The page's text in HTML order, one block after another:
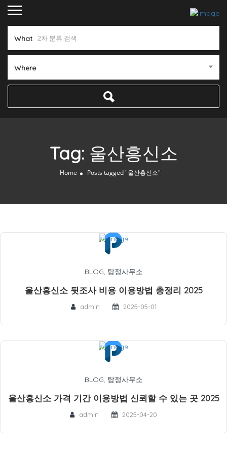
What
Where
Tag: 울산흥신소
Home Posts tagged "울산흥신소"
BLOG, 탐정사무소
울산흥신소 뒷조사 비용 이용방법 총정리 2025
admin 2025-05-01
BLOG, 탐정사무소
울산흥신소 가격 기간 이용방법 신뢰할 수 있는 곳 2025
admin 2025-04-20